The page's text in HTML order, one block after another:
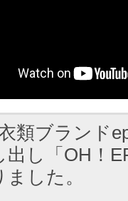
類ブランド
出し「OH！
した。